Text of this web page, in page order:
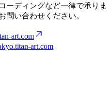
ーディングなど一律で承りま
問い合わせください。
art.com
art.com